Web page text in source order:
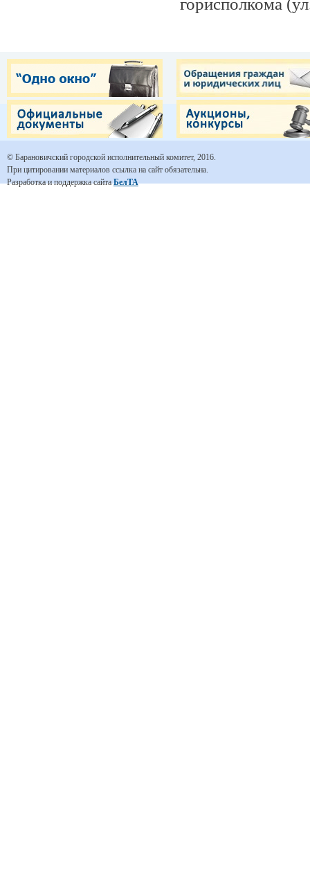
горисполкома
© Барановичский городской исполнительный комитет, 2016.
При цитировании материалов ссылка на сайт обязательна.
Разработка и поддержка сайтаБелТА